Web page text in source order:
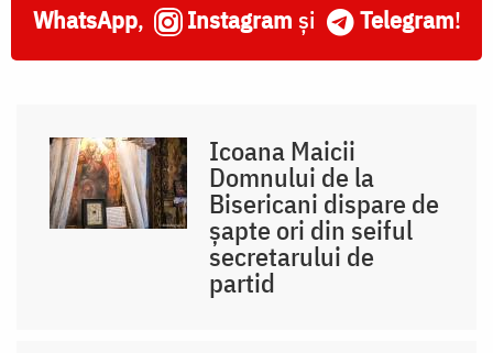
WhatsApp, Instagram și Telegram!
Icoana Maicii
Domnului de la
Bisericani dispare de
șapte ori din seiful
secretarului de
partid